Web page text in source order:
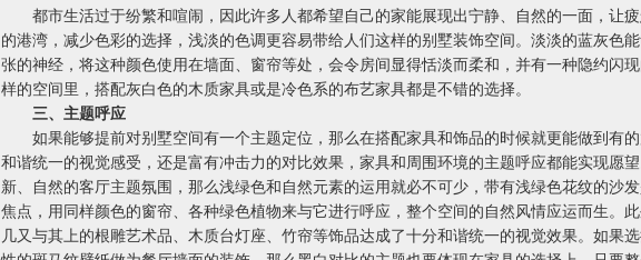
都市生活过于纷繁和喧闹，因此许多人都希望自己的家能展现出宁静、自然的一面，让疲
的港湾，减少色彩的选择，浅淡的色调更容易带给人们这样的别墅装饰空间。淡淡的蓝灰色
张的神经，将这种颜色使用在墙面、窗帘等处，会令房间显得恬淡而柔和，并有一种隐约闪
样的空间里，搭配灰白色的木质家具或是冷色系的布艺家具都是不错的选择。
三、主题呼应
如果能够提前对别墅空间有一个主题定位，那么在搭配家具和饰品的时候就更能做到有
和谐统一的视觉感受，还是富有冲击力的对比效果，家具和周围环境的主题呼应都能实现愿
新、自然的客厅主题氛围，那么浅绿色和自然元素的运用就必不可少，带有浅绿色花纹的沙
焦点，用同样颜色的窗帘、各种绿色植物来与它进行呼应，整个空间的自然风情应运而生。
几又与其上的根雕艺术品、木质台灯座、竹帘等饰品达成了十分和谐统一的视觉效果。如果